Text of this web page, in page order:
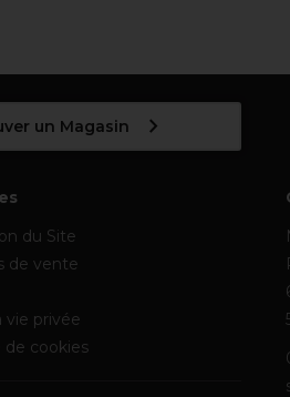
un Magasin
du Site
de vente
vie privée
cookies